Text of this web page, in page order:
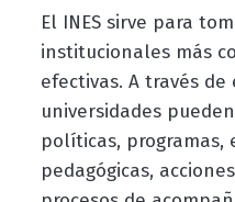
El INES sirve para
institucionales más
efectivas. A través
universidades
políticas, programas,
pedagógicas,